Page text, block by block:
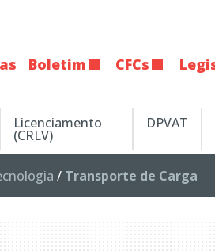
Boletim CFCs
Licenciamento
(CRLV)
DPVAT
/ Transporte de Carga